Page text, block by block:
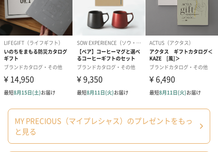
MY PRECIOUS（マイプレシャス）のプレゼントをもっ
と見る